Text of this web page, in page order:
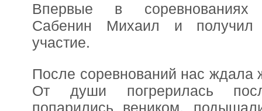
Впервые в соревнованиях
Сабенин Михаил и
участие.
После соревнований нас ждала
От души погрерилась
попарились веником,